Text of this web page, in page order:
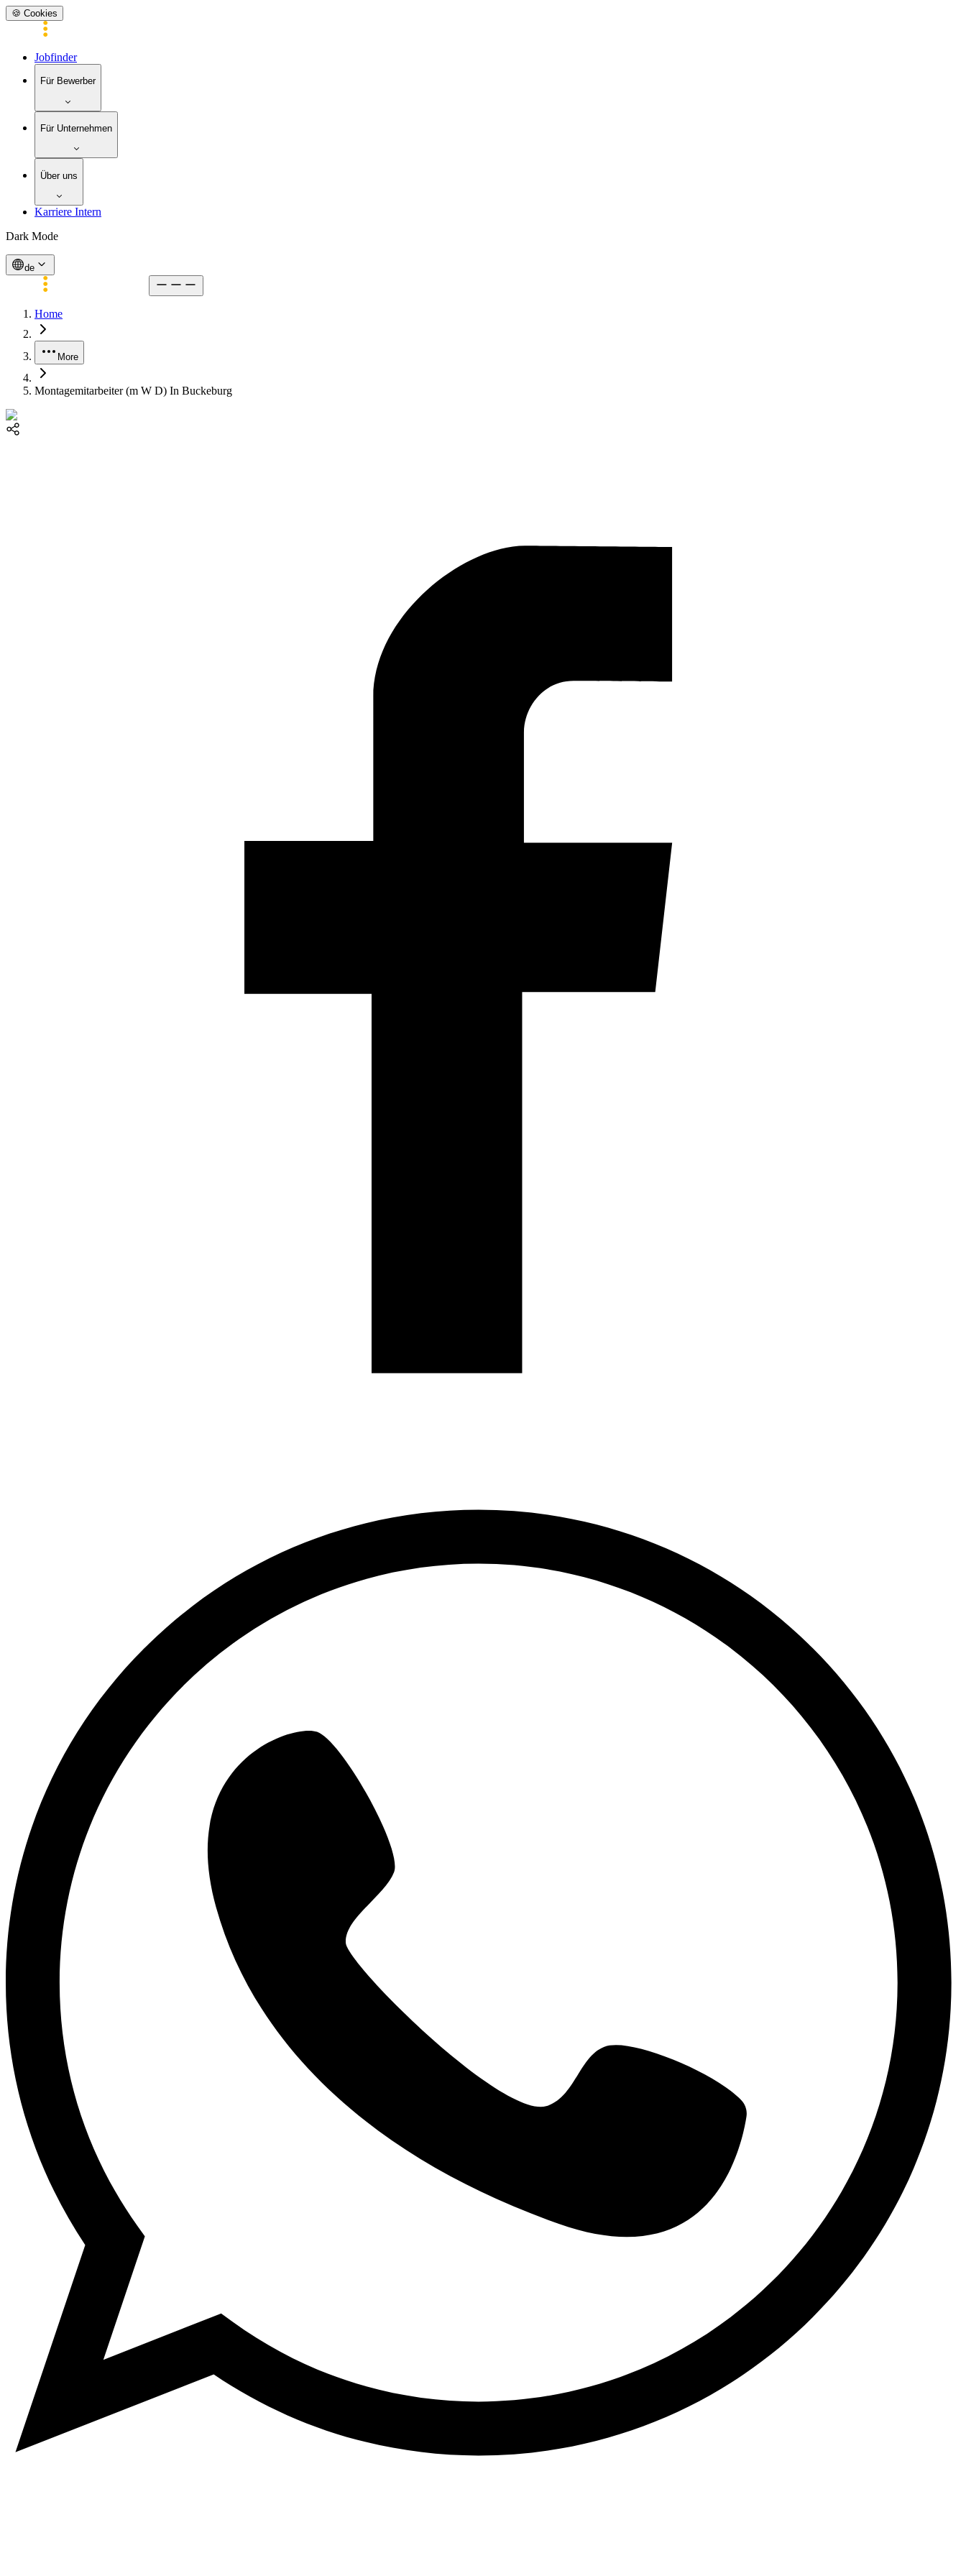
🍪 Cookies
Jobfinder
Für Bewerber
Für Unternehmen
Über uns
Karriere Intern
Dark Mode
de
Home
More
Montagemitarbeiter (m W D) In Buckeburg